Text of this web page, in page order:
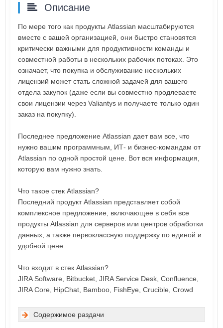
Описание
По мере того как продукты Atlassian масштабируются
вместе с вашей организацией, они быстро становятся
критически важными для продуктивности команды и
совместной работы в нескольких рабочих потоках. Это
означает, что покупка и обслуживание нескольких
лицензий может стать сложной задачей для вашего
отдела закупок (даже если вы совместно продлеваете
свои лицензии через Valiantys и получаете только один
заказ на покупку).
Последнее предложение Atlassian дает вам все, что
нужно вашим программным, ИТ- и бизнес-командам от
Atlassian по одной простой цене. Вот вся информация,
которую вам нужно знать.
Что такое стек Atlassian?
Последний продукт Atlassian представляет собой
комплексное предложение, включающее в себя все
продукты Atlassian для серверов или центров обработки
данных, а также первоклассную поддержку по единой и
удобной цене.
Что входит в стек Atlassian?
JIRA Software, Bitbucket, JIRA Service Desk, Confluence,
JIRA Core, HipChat, Bamboo, FishEye, Crucible, Crowd
Содержимое раздачи